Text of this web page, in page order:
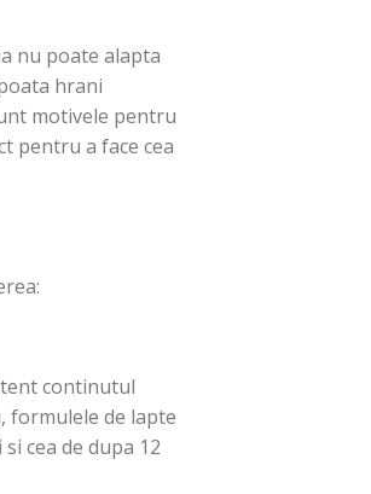
Adauga
in
Prețul
-35%
nu poate alapta
hrani
motivele pentru
pentru a face cea
continutul
formulele de lapte
cea de dupa 12